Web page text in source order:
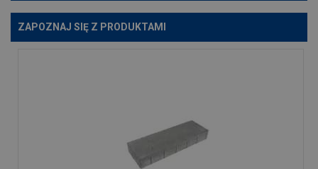
ZAPOZNAJ SIĘ Z PRODUKTAMI